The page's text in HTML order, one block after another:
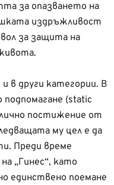
за опазването на
издръжливост
за защита на
в други категории. В
подпомагане (static
постижение от
му цел е да
Преди време
„Гинес“, като
единствено поемане